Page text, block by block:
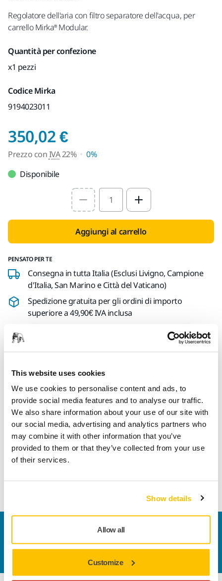
This website uses cookies
We use cookies to personalise content and ads, to
provide social media features and to analyse our traffic.
We also share information about your use of our site with
our social media, advertising and analytics partners who
may combine it with other information that you’ve
provided to them or that they’ve collected from your use
of their services.
Show details
Allow all
Customize
Regolatore dell'aria con filtro separatore dell'acqua, per
carrello Mirka® Modular.
Quantità per confezione
x1 pezzi
Codice Mirka
9194023011
350,02 €Prezzo con IVA 22%
Prezzo conIVA22%
0%
Disponibile
Select quantity value
Aggiungi al carrello
PENSATO PER TE
Consegna in tutta Italia (Esclusi Livigno, Campione
d'Italia, San Marino e Città del Vaticano)
Spedizione gratuita per gli ordini di importo
superiore a 49,90€ IVA inclusa
it/supporto/reso-articoli
Informazioni sul prodotto
Regolatore dell'aria con filtro separatore dell'acqua, per
carrello Mirka® Modular. Assicura che l'aria compressa sia
Vuoi saperne di più?Contattacie il nostro team di